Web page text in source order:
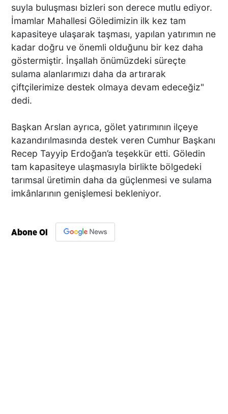
suyla buluşması bizleri son derece mutlu ediyor.
İmamlar Mahallesi Göledimizin ilk kez tam
kapasiteye ulaşarak taşması, yapılan yatırımın ne
kadar doğru ve önemli olduğunu bir kez daha
göstermiştir. İnşallah önümüzdeki süreçte
sulama alanlarımızı daha da artırarak
çiftçilerimize destek olmaya devam edeceğiz"
dedi.
Başkan Arslan ayrıca, gölet yatırımının ilçeye
kazandırılmasında destek veren Cumhur Başkanı
Recep Tayyip Erdoğan’a teşekkür etti. Göledin
tam kapasiteye ulaşmasıyla birlikte bölgedeki
tarımsal üretimin daha da güçlenmesi ve sulama
imkânlarının genişlemesi bekleniyor.
Abone Ol